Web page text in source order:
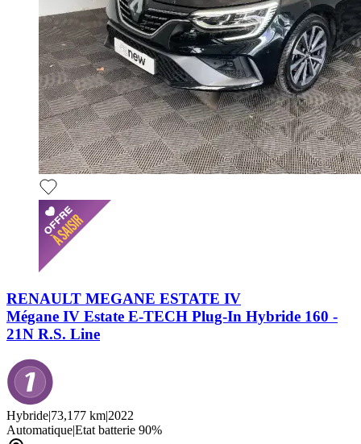
RENAULT MEGANE ESTATE IV
Mégane IV Estate E-TECH Plug-In Hybride 160 -
21N R.S. Line
Hybride|73,177 km|2022
Automatique|Etat batterie 90%